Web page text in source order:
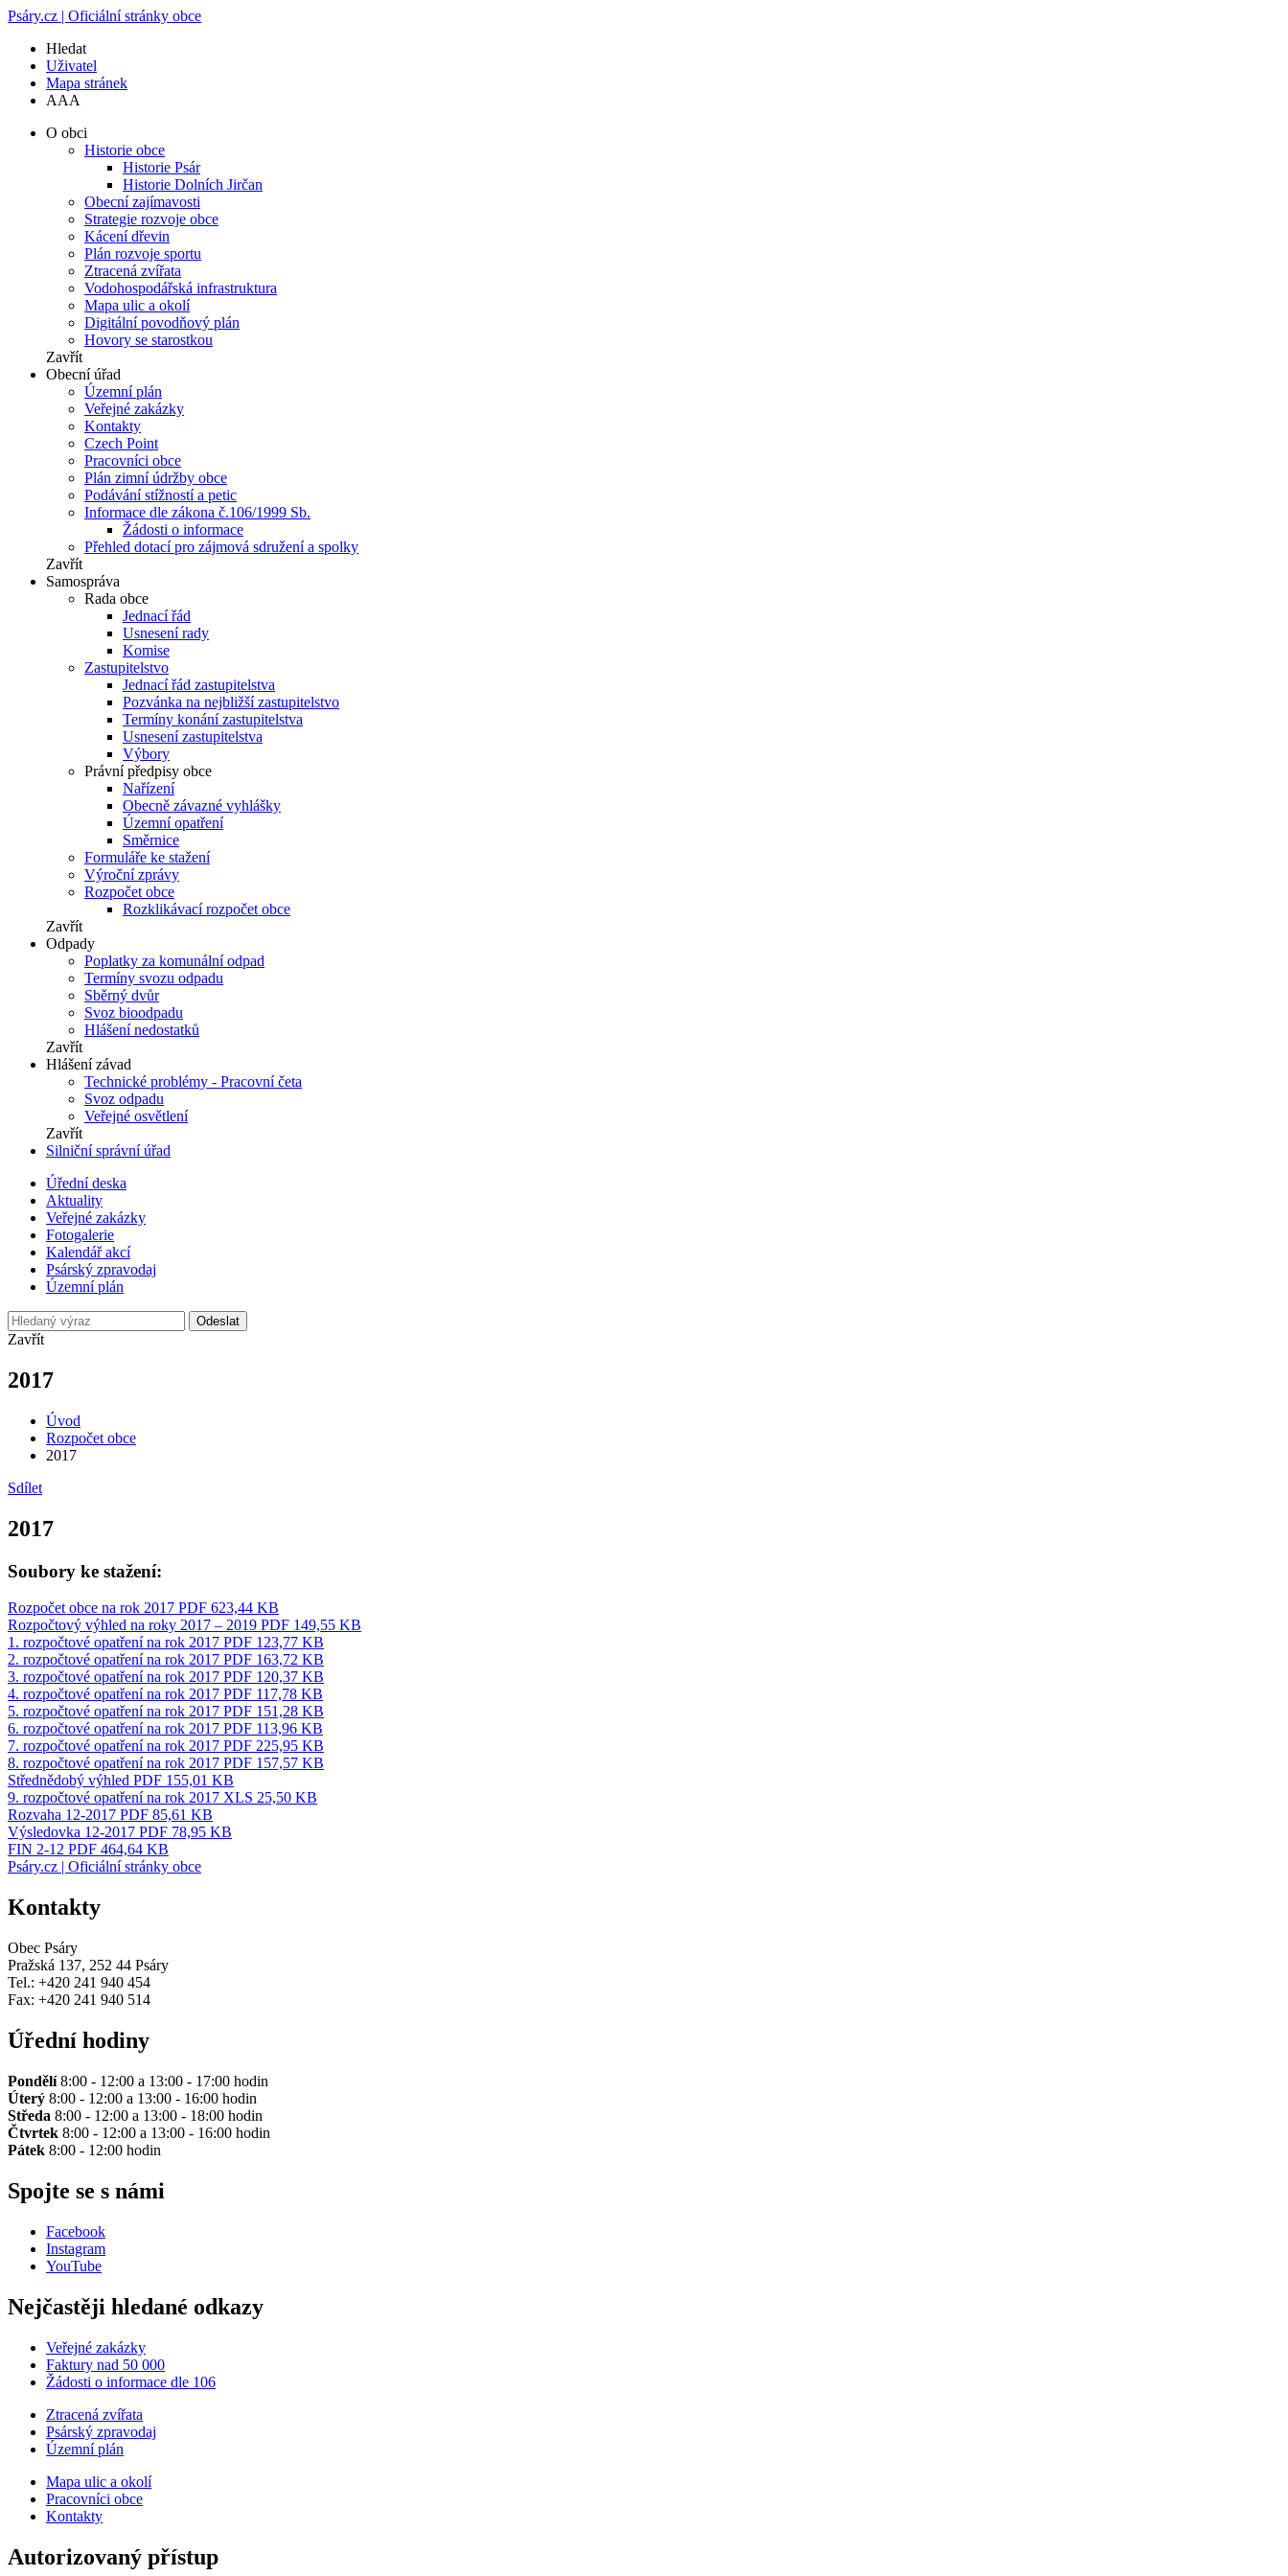
Psáry.cz | Oficiální stránky obce
Hledat
Uživatel
Mapa stránek
AAA
O obci
Historie obce
Historie Psár
Historie Dolních Jirčan
Obecní zajímavosti
Strategie rozvoje obce
Kácení dřevin
Plán rozvoje sportu
Ztracená zvířata
Vodohospodářská infrastruktura
Mapa ulic a okolí
Digitální povodňový plán
Hovory se starostkou
Zavřít
Obecní úřad
Územní plán
Veřejné zakázky
Kontakty
Czech Point
Pracovníci obce
Plán zimní údržby obce
Podávání stížností a petic
Informace dle zákona č.106/1999 Sb.
Žádosti o informace
Přehled dotací pro zájmová sdružení a spolky
Zavřít
Samospráva
Rada obce
Jednací řád
Usnesení rady
Komise
Zastupitelstvo
Jednací řád zastupitelstva
Pozvánka na nejbližší zastupitelstvo
Termíny konání zastupitelstva
Usnesení zastupitelstva
Výbory
Právní předpisy obce
Nařízení
Obecně závazné vyhlášky
Územní opatření
Směrnice
Formuláře ke stažení
Výroční zprávy
Rozpočet obce
Rozklikávací rozpočet obce
Zavřít
Odpady
Poplatky za komunální odpad
Termíny svozu odpadu
Sběrný dvůr
Svoz bioodpadu
Hlášení nedostatků
Zavřít
Hlášení závad
Technické problémy - Pracovní četa
Svoz odpadu
Veřejné osvětlení
Zavřít
Silniční správní úřad
Úřední deska
Aktuality
Veřejné zakázky
Fotogalerie
Kalendář akcí
Psárský zpravodaj
Územní plán
Odeslat
Zavřít
2017
Úvod
Rozpočet obce
2017
Sdílet
2017
Soubory ke stažení:
Rozpočet obce na rok 2017 PDF 623,44 KB
Rozpočtový výhled na roky 2017 – 2019 PDF 149,55 KB
1. rozpočtové opatření na rok 2017 PDF 123,77 KB
2. rozpočtové opatření na rok 2017 PDF 163,72 KB
3. rozpočtové opatření na rok 2017 PDF 120,37 KB
4. rozpočtové opatření na rok 2017 PDF 117,78 KB
5. rozpočtové opatření na rok 2017 PDF 151,28 KB
6. rozpočtové opatření na rok 2017 PDF 113,96 KB
7. rozpočtové opatření na rok 2017 PDF 225,95 KB
8. rozpočtové opatření na rok 2017 PDF 157,57 KB
Střednědobý výhled PDF 155,01 KB
9. rozpočtové opatření na rok 2017 XLS 25,50 KB
Rozvaha 12-2017 PDF 85,61 KB
Výsledovka 12-2017 PDF 78,95 KB
FIN 2-12 PDF 464,64 KB
Psáry.cz | Oficiální stránky obce
Kontakty
Obec Psáry
Pražská 137, 252 44 Psáry
Tel.: +420 241 940 454
Fax: +420 241 940 514
Úřední hodiny
Pondělí8:00 - 12:00 a 13:00 - 17:00 hodin
Úterý 8:00 - 12:00 a 13:00 - 16:00 hodin
Středa 8:00 - 12:00 a 13:00 - 18:00 hodin
Čtvrtek 8:00 - 12:00 a 13:00 - 16:00 hodin
Pátek 8:00 - 12:00 hodin
Spojte se s námi
Facebook
Instagram
YouTube
Nejčastěji hledané odkazy
Veřejné zakázky
Faktury nad 50 000
Žádosti o informace dle 106
Ztracená zvířata
Psárský zpravodaj
Územní plán
Mapa ulic a okolí
Pracovníci obce
Kontakty
Autorizovaný přístup